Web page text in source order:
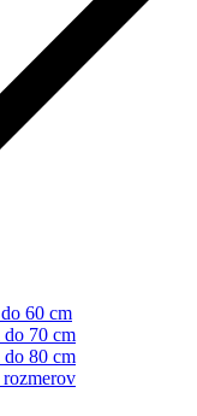
60 cm
70 cm
80 cm